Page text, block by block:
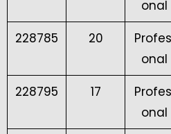
onal
228785 20
onal
228795 17
onal